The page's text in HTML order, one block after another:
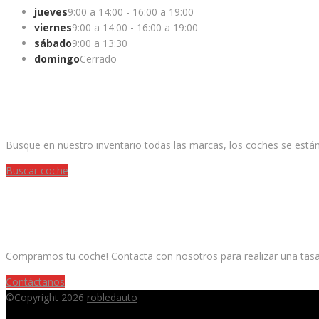
jueves9:00 a 14:00 - 16:00 a 19:00
viernes9:00 a 14:00 - 16:00 a 19:00
sábado9:00 a 13:30
domingoCerrado
Busque en nuestro inventario todas las marcas, los coches se
Buscar coche
Compramos tu coche! Contacta con nosotros para realizar una
Contáctanos
©Copyright 2026 robledauto